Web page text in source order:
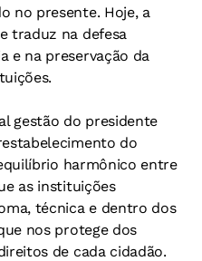
no presente. Hoje, a
traduz na defesa
e na preservação da
gestão do presidente
do
harmônico entre
as instituições
técnica e dentro dos
nos protege dos
de cada cidadão.